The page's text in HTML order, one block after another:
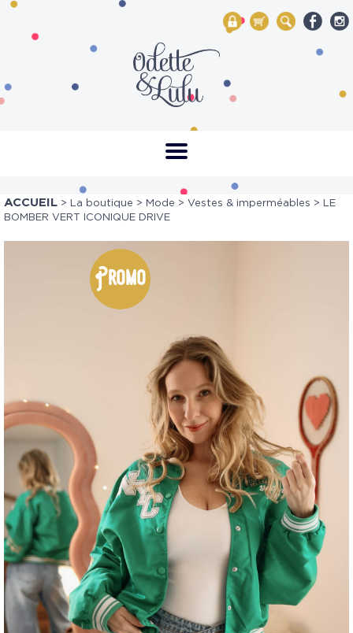
My Account
Mon panier
Rechercher
ACCUEIL > La boutique > Mode > Vestes & imperméables > LE
BOMBER VERT ICONIQUE DRIVE
Promo